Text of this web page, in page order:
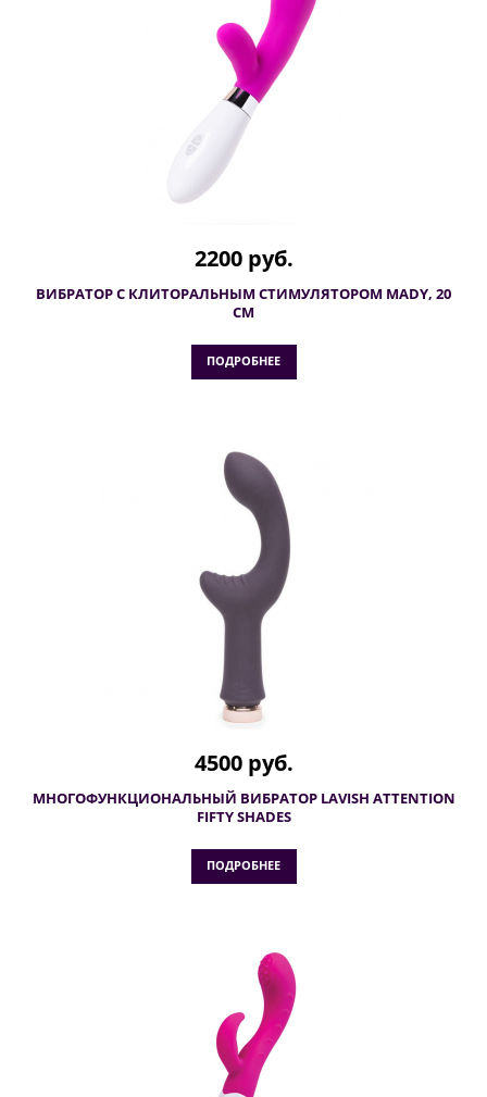
2200 руб.
ВИБРАТОР С КЛИТОРАЛЬНЫМ СТИМУЛЯТОРОМ MADY, 20
СМ
ПОДРОБНЕЕ
4500 руб.
МНОГОФУНКЦИОНАЛЬНЫЙ ВИБРАТОР LAVISH ATTENTION
FIFTY SHADES
ПОДРОБНЕЕ